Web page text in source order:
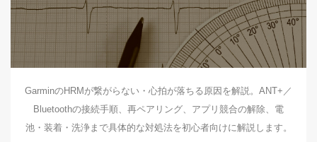
GarminのHRMが繋がらない・心拍が落ちる原因を解説。ANT+／
Bluetoothの接続手順、再ペアリング、アプリ競合の解除、電
池・装着・洗浄まで具体的な対処法を初心者向けに解説します。